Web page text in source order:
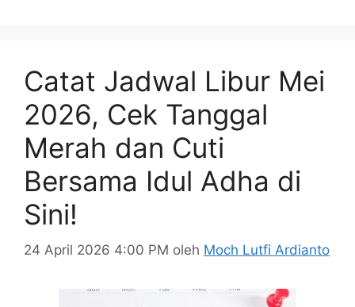
Catat Jadwal Libur Mei
2026, Cek Tanggal
Merah dan Cuti
Bersama Idul Adha di
Sini!
24 April 2026 4:00 PM oleh Moch Lutfi Ardianto